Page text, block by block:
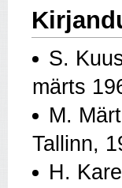
S.
märts
M.
Tallinn,
H.